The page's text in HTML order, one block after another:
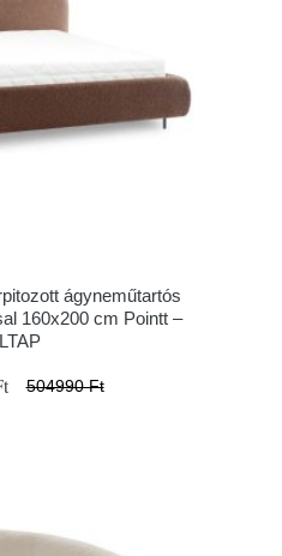
ágyneműtartós
160x200 cm Pointt –
504990 Ft